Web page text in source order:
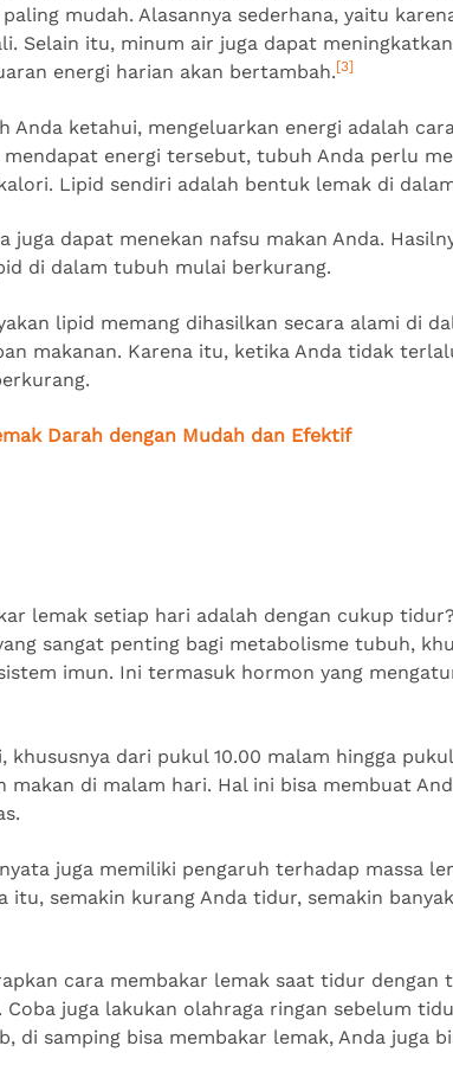
mudah. Alasannya sederhana, yaitu
Selain itu, minum air juga dapat
energi harian akan bertambah.[3]
Anda ketahui, mengeluarkan energi adalah
energi tersebut, tubuh Anda perlu
Lipid sendiri adalah bentuk lemak di
juga dapat menekan nafsu makan Anda.
di dalam tubuh mulai berkurang.
lipid memang dihasilkan secara alami di
makanan. Karena itu, ketika Anda tidak
Darah dengan Mudah dan Efektif
lemak setiap hari adalah dengan cukup
sangat penting bagi metabolisme tubuh,
imun. Ini termasuk hormon yang
dari pukul 10.00 malam hingga
makan di malam hari. Hal ini bisa membuat
juga memiliki pengaruh terhadap massa
itu, semakin kurang Anda tidur, semakin
cara membakar lemak saat tidur dengan
juga lakukan olahraga ringan sebelum
di samping bisa membakar lemak, Anda juga